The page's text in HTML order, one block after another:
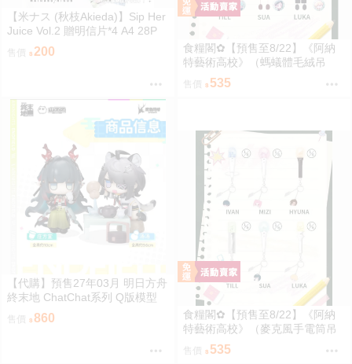
【米ナス (秋枝Akieda)】Sip Her
Juice Vol.2 贈明信片*4 A4 28P
全彩插畫 原創【FF47場前預購】
{宅即門}
售價 200
食糧閣✿【預售至8/22】《阿納
特藝術高校》（螞蟻體毛絨吊
飾）異形舞臺／異形舞台／阿納
特藝術高校／ALIENSTAGE／Till
售價 535
【代購】預售27年03月 明日方舟
終末地 ChatChat系列 Q版模型
莊方宜&湯湯 套組 可單購
860
食糧閣✿【預售至8/22】《阿納
特藝術高校》（麥克風手電筒吊
飾）異形舞臺／異形舞台／阿納
特藝術高校／ALIENSTAGE／Till
535